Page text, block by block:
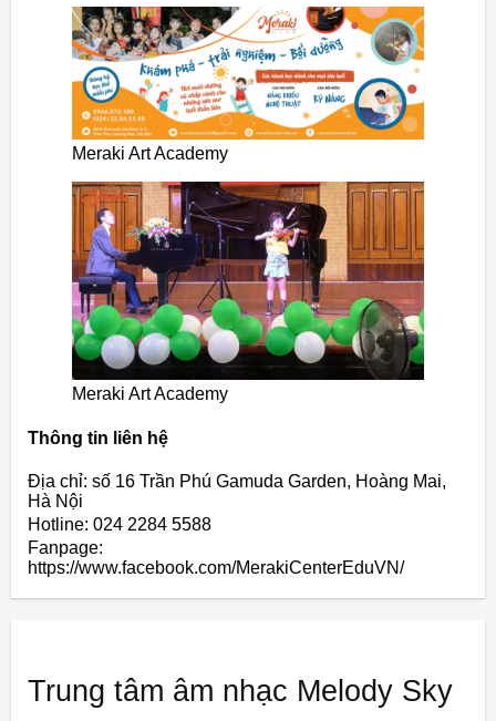
Meraki Art Academy
Meraki Art Academy
Thông tin liên hệ
Địa chỉ: số 16 Trần Phú Gamuda Garden, Hoàng Mai,
Hà Nội
Hotline: 024 2284 5588
Fanpage:
https://www.facebook.com/MerakiCenterEduVN/
Trung tâm âm nhạc Melody Sky